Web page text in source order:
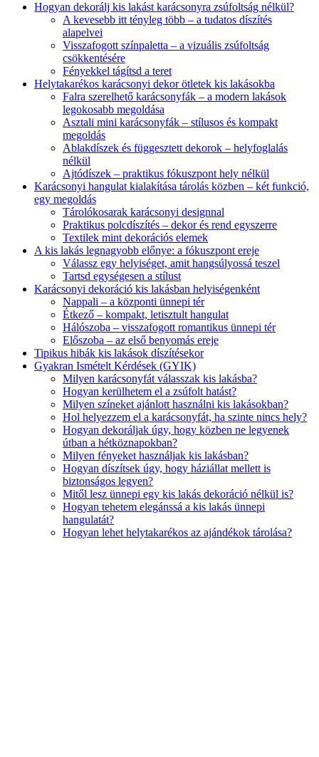
Hogyan dekorálj kis lakást karácsonyra zsúfoltság nélkül?
A kevesebb itt tényleg több – a tudatos díszítés
alapelvei
Visszafogott színpaletta – a vizuális zsúfoltság
csökkentésére
Fényekkel tágítsd a teret
Helytakarékos karácsonyi dekor ötletek kis lakásokba
Falra szerelhető karácsonyfák – a modern lakások
legokosabb megoldása
Asztali mini karácsonyfák – stílusos és kompakt
megoldás
Ablakdíszek és függesztett dekorok – helyfoglalás
nélkül
Ajtódíszek – praktikus fókuszpont hely nélkül
Karácsonyi hangulat kialakítása tárolás közben – két funkció,
egy megoldás
Tárolókosarak karácsonyi designnal
Praktikus polcdíszítés – dekor és rend egyszerre
Textilek mint dekorációs elemek
A kis lakás legnagyobb előnye: a fókuszpont ereje
Válassz egy helyiséget, amit hangsúlyossá teszel
Tartsd egységesen a stílust
Karácsonyi dekoráció kis lakásban helyiségenként
Nappali – a központi ünnepi tér
Étkező – kompakt, letisztult hangulat
Hálószoba – visszafogott romantikus ünnepi tér
Előszoba – az első benyomás ereje
Tipikus hibák kis lakások díszítésekor
Gyakran Ismételt Kérdések (GYIK)
Milyen karácsonyfát válasszak kis lakásba?
Hogyan kerülhetem el a zsúfolt hatást?
Milyen színeket ajánlott használni kis lakásokban?
Hol helyezzem el a karácsonyfát, ha szinte nincs hely?
Hogyan dekoráljak úgy, hogy közben ne legyenek
útban a hétköznapokban?
Milyen fényeket használjak kis lakásban?
Hogyan díszítsek úgy, hogy háziállat mellett is
biztonságos legyen?
Mitől lesz ünnepi egy kis lakás dekoráció nélkül is?
Hogyan tehetem elegánssá a kis lakás ünnepi
hangulatát?
Hogyan lehet helytakarékos az ajándékok tárolása?